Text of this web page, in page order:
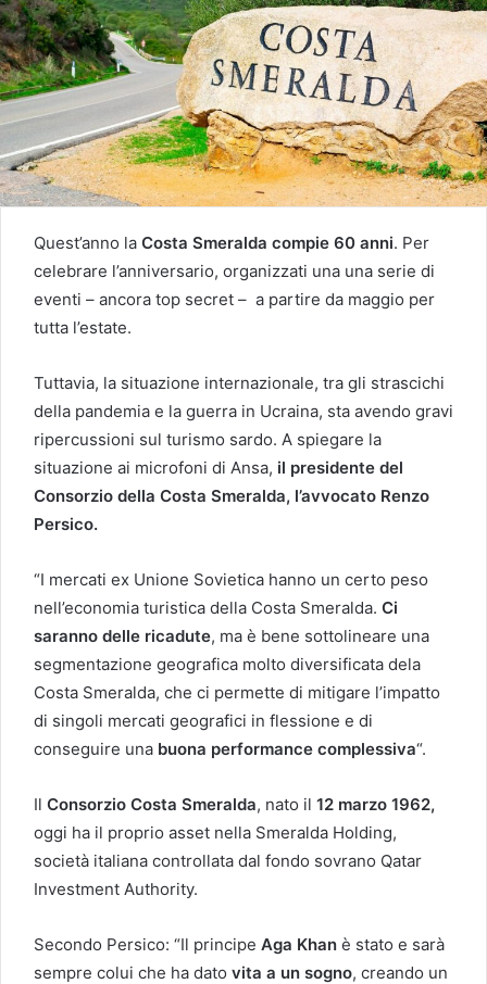
Quest’anno la Costa Smeralda compie 60 anni. Per
celebrare l’anniversario, organizzati una una serie di
eventi – ancora top secret – a partire da maggio per
tutta l’estate.
Tuttavia, la situazione internazionale, tra gli strascichi
della pandemia e la guerra in Ucraina, sta avendo gravi
ripercussioni sul turismo sardo. A spiegare la
situazione ai microfoni di Ansa, il presidente del
Consorzio della Costa Smeralda, l’avvocato Renzo
Persico.
“I mercati ex Unione Sovietica hanno un certo peso
nell’economia turistica della Costa Smeralda. Ci
saranno delle ricadute, ma è bene sottolineare una
segmentazione geografica molto diversificata dela
Costa Smeralda, che ci permette di mitigare l’impatto
di singoli mercati geografici in flessione e di
conseguire una buona performance complessiva“.
Il Consorzio Costa Smeralda, nato il 12 marzo 1962,
oggi ha il proprio asset nella Smeralda Holding,
società italiana controllata dal fondo sovrano Qatar
Investment Authority.
Secondo Persico: “Il principe Aga Khan è stato e sarà
sempre colui che ha dato vita a un sogno, creando un